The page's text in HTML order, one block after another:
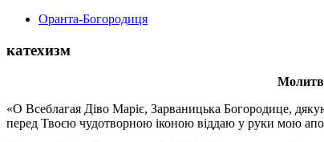
Оранта-Богородиця
катехизм
«О Всеблагая Діво Маріє, Зарваницька Богородице,
перед Твоєю чудотворною іконою віддаю у руки мою